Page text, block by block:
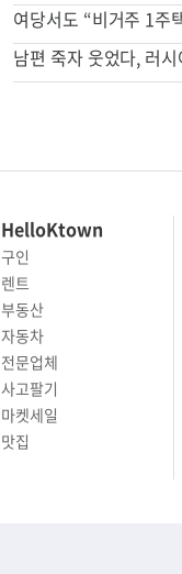
여당서도 “비거주 1주
남편 죽자 웃었다, 러시
HelloKtown
구인
렌트
부동산
자동차
전문업체
사고팔기
마켓세일
맛집